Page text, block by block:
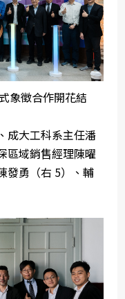
象徵合作開花結
成大工科系主任潘
區域銷售經理陳曜
發勇（右 5）、輔